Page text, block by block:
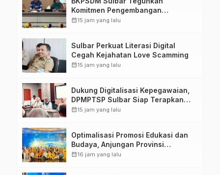
Komitmen Pengembangan
Kompetensi ASN melalui
calendar_month15 jam yang lalu
Sulbar Perkuat Literasi Digital
Cegah Kejahatan Love Scamming
calendar_month15 jam yang lalu
Dukung Digitalisasi Kepegawaian,
DPMPTSP Sulbar Siap Terapkan
Aplikasi FLEKSI ASN
calendar_month15 jam yang lalu
Optimalisasi Promosi Edukasi dan
Budaya, Anjungan Provinsi
Sulawesi Barat Perkuat Kolaborasi
calendar_month16 jam yang lalu